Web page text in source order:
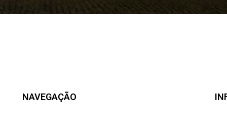
NAVEGAÇÃO